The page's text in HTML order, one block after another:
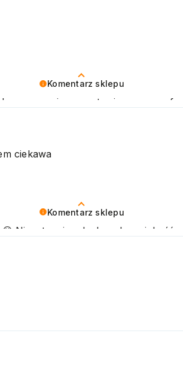
Komentarz sklepu
naszej pracy stawiamy na
Komentarz sklepu
Nieustannie udoskonalamy jakość
ciekawa